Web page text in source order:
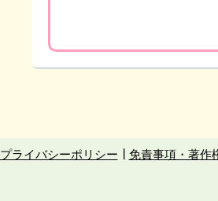
プライバシーポリシー 免責事項・著作